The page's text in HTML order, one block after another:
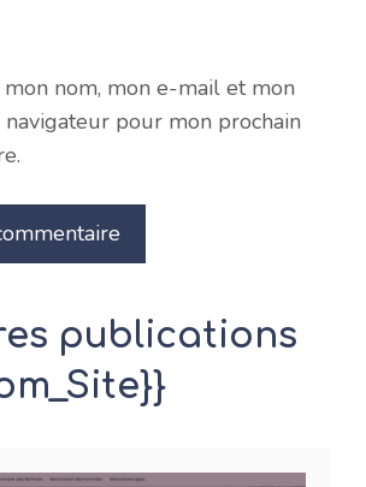
nom, mon e-mail et mon
pour mon prochain
publications